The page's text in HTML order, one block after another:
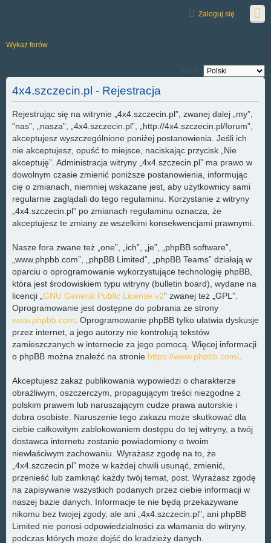
Zaloguj się
Wykaz forów
4x4.szczecin.pl - Rejestracja
Rejestrując się na witrynie „4x4.szczecin.pl”, zwanej dalej „my”,
”nas”, „nasza”, „4x4.szczecin.pl”, „http://4x4.szczecin.pl/forum”,
akceptujesz wyszczególnione poniżej postanowienia. Jeśli ich
nie akceptujesz, opuść to miejsce, naciskając przycisk „Nie
akceptuję”. Administracja witryny „4x4.szczecin.pl” ma prawo w
dowolnym czasie zmienić poniższe postanowienia, informując
cię o zmianach, niemniej wskazane jest, aby użytkownicy sami
regularnie zaglądali do tego regulaminu. Korzystanie z witryny
„4x4.szczecin.pl” po zmianach regulaminu oznacza, że
akceptujesz te zmiany ze wszelkimi konsekwencjami prawnymi.
Nasze fora zwane też „one”, „ich”, „je”, „phpBB software”,
„www.phpbb.com”, „phpBB Limited”, „phpBB Teams” działają w
oparciu o oprogramowanie wykorzystujące technologię phpBB,
która jest środowiskiem typu witryny (bulletin board), wydane na
licencji „ GNU General Public License v2” zwanej też „GPL”.
Oprogramowanie jest dostępne do pobrania ze strony
www.phpbb.com . Oprogramowanie phpBB tylko ułatwia dyskusje
przez internet, a jego autorzy nie kontrolują tekstów
zamieszczanych w internecie za jego pomocą. Więcej informacji
o phpBB można znaleźć na stronie https://www.phpbb.com/
Akceptujesz zakaz publikowania wypowiedzi o charakterze
obraźliwym, oszczerczym, propagującym treści niezgodne z
polskim prawem lub naruszającym cudze prawa autorskie i
dobra osobiste. Naruszenie tego zakazu może skutkować dla
ciebie całkowitym zablokowaniem dostępu do tej witryny, a twój
dostawca internetu zostanie powiadomiony o twoim
niewłaściwym zachowaniu. Wyrażasz zgodę na to, że
„4x4.szczecin.pl” może w każdej chwili usunąć, zmienić,
przenieść lub zamknąć każdy twój temat, post. Wyrażasz zgodę
na zapisywanie wszystkich podanych przez ciebie informacji w
naszej bazie danych. Informacje te nie będą przekazywane
nikomu bez twojej zgody, ale ani „4x4.szczecin.pl”, ani phpBB
Limited nie ponosi odpowiedzialności za włamania do witryny,
podczas których może dojść do kradzieży danych.